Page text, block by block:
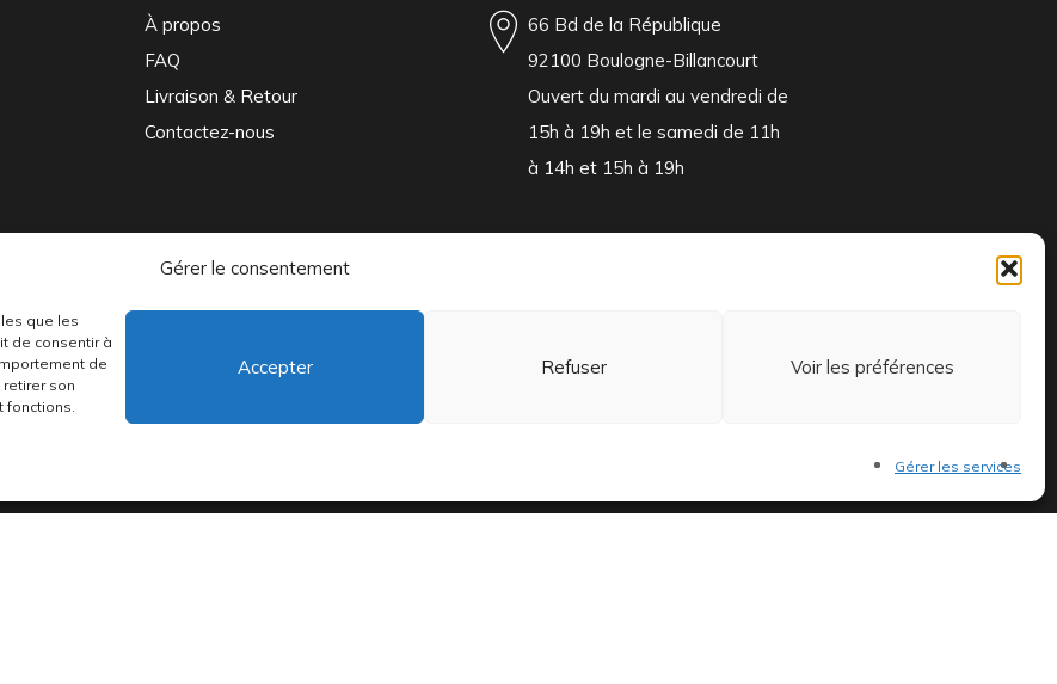
Gérer le consentement
que les
de consentir à
de
son
fonctions.
Gérer les services
Accepter Refuser Voir les préférences
À propos
FAQ
Livraison & Retour
Contactez-nous
66 Bd de la République
92100 Boulogne-Billancourt
Ouvert du mardi au vendredi de
15h à 19h et le samedi de 11h
à 14h et 15h à 19h
depuis toujours des pépites musicales, dont des vinyles rares et exclusifs.